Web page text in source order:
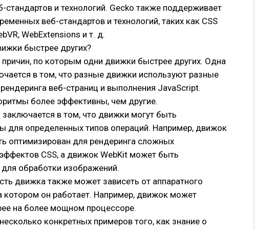
стандартов и технологий. Gecko также поддерживает
веб-стандартов и технологий, таких как CSS
WebExtensions и т. д.
быстрее других?
причин, по которым одни движки быстрее других. Одна
в том, что разные движки используют разные
веб-страниц и выполнения JavaScript.
более эффективны, чем другие.
заключается в том, что движки могут быть
для определенных типов операций. Например, движок
оптимизирован для рендеринга сложных
CSS, а движок WebKit может быть
обработки изображений.
движка также может зависеть от аппаратного
котором он работает. Например, движок может
на более мощном процессоре.
конкретных примеров того, как знание о